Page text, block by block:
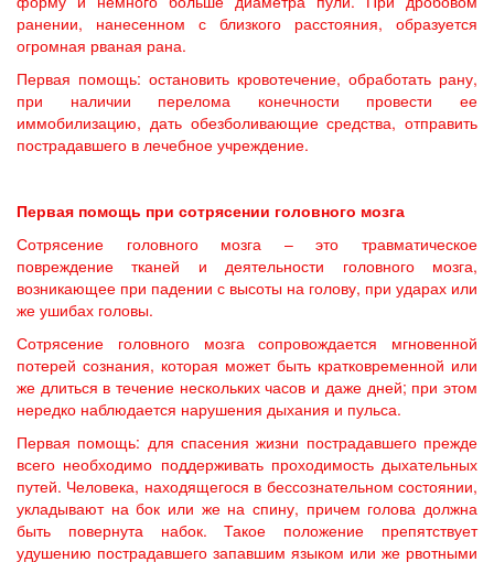
ранении, нанесенном с близкого расстояния, образуется
огромная рваная рана.
Первая помощь: остановить кровотечение, обработать рану,
при наличии перелома конечности провести ее
иммобилизацию, дать обезболивающие средства, отправить
пострадавшего в лечебное учреждение.
Первая помощь при сотрясении головного мозга
Сотрясение головного мозга – это травматическое
повреждение тканей и деятельности головного мозга,
возникающее при падении с высоты на голову, при ударах или
же ушибах головы.
Сотрясение головного мозга сопровождается мгновенной
потерей сознания, которая может быть кратковременной или
же длиться в течение нескольких часов и даже дней; при этом
нередко наблюдается нарушения дыхания и пульса.
Первая помощь: для спасения жизни пострадавшего прежде
всего необходимо поддерживать проходимость дыхательных
путей. Человека, находящегося в бессознательном состоянии,
укладывают на бок или же на спину, причем голова должна
быть повернута набок. Такое положение препятствует
удушению пострадавшего запавшим языком или же рвотными